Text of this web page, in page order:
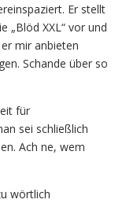
Er stellt
„Blöd XXL“ vor und
mir anbieten
Schande über so
für
sei schließlich
Ach ne, wem
wörtlich